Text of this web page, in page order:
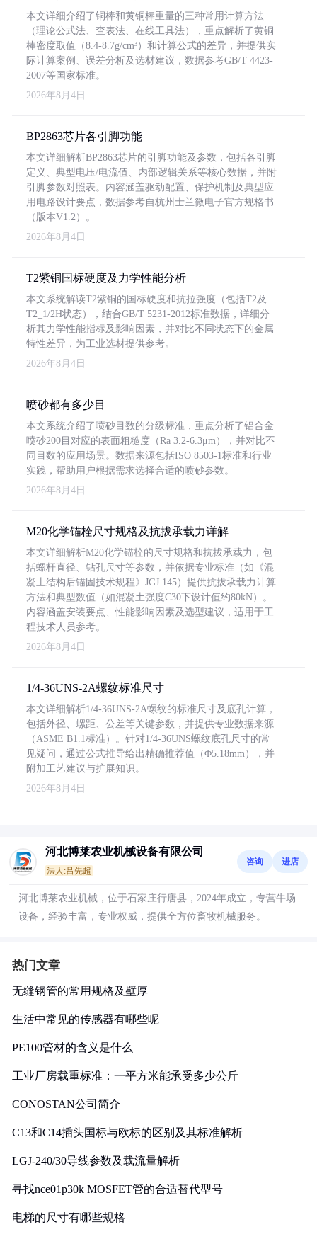
本文详细介绍了铜棒和黄铜棒重量的三种常用计算方法
（理论公式法、查表法、在线工具法），重点解析了黄铜
棒密度取值（8.4-8.7g/cm³）和计算公式的差异，并提供实
际计算案例、误差分析及选材建议，数据参考GB/T 4423-
2007等国家标准。
2026年8月4日
BP2863芯片各引脚功能
本文详细解析BP2863芯片的引脚功能及参数，包括各引脚
定义、典型电压/电流值、内部逻辑关系等核心数据，并附
引脚参数对照表。内容涵盖驱动配置、保护机制及典型应
用电路设计要点，数据参考自杭州士兰微电子官方规格书
（版本V1.2）。
2026年8月4日
T2紫铜国标硬度及力学性能分析
本文系统解读T2紫铜的国标硬度和抗拉强度（包括T2及
T2_1/2H状态），结合GB/T 5231-2012标准数据，详细分
析其力学性能指标及影响因素，并对比不同状态下的金属
特性差异，为工业选材提供参考。
2026年8月4日
喷砂都有多少目
本文系统介绍了喷砂目数的分级标准，重点分析了铝合金
喷砂200目对应的表面粗糙度（Ra 3.2-6.3μm），并对比不
同目数的应用场景。数据来源包括ISO 8503-1标准和行业
实践，帮助用户根据需求选择合适的喷砂参数。
2026年8月4日
M20化学锚栓尺寸规格及抗拔承载力详解
本文详细解析M20化学锚栓的尺寸规格和抗拔承载力，包
括螺杆直径、钻孔尺寸等参数，并依据专业标准（如《混
凝土结构后锚固技术规程》JGJ 145）提供抗拔承载力计算
方法和典型数值（如混凝土强度C30下设计值约80kN）。
内容涵盖安装要点、性能影响因素及选型建议，适用于工
程技术人员参考。
2026年8月4日
1/4-36UNS-2A螺纹标准尺寸
本文详细解析1/4-36UNS-2A螺纹的标准尺寸及底孔计算，
包括外径、螺距、公差等关键参数，并提供专业数据来源
（ASME B1.1标准）。针对1/4-36UNS螺纹底孔尺寸的常
见疑问，通过公式推导给出精确推荐值（Φ5.18mm），并
附加工艺建议与扩展知识。
2026年8月4日
河北博莱农业机械设备有限公司
法人:吕先超
咨询 进店
河北博莱农业机械，位于石家庄行唐县，2024年成立，专营牛场
设备，经验丰富，专业权威，提供全方位畜牧机械服务。
热门文章
无缝钢管的常用规格及壁厚
生活中常见的传感器有哪些呢
PE100管材的含义是什么
工业厂房载重标准：一平方米能承受多少公斤
CONOSTAN公司简介
C13和C14插头国标与欧标的区别及其标准解析
LGJ-240/30导线参数及载流量解析
寻找nce01p30k MOSFET管的合适替代型号
电梯的尺寸有哪些规格